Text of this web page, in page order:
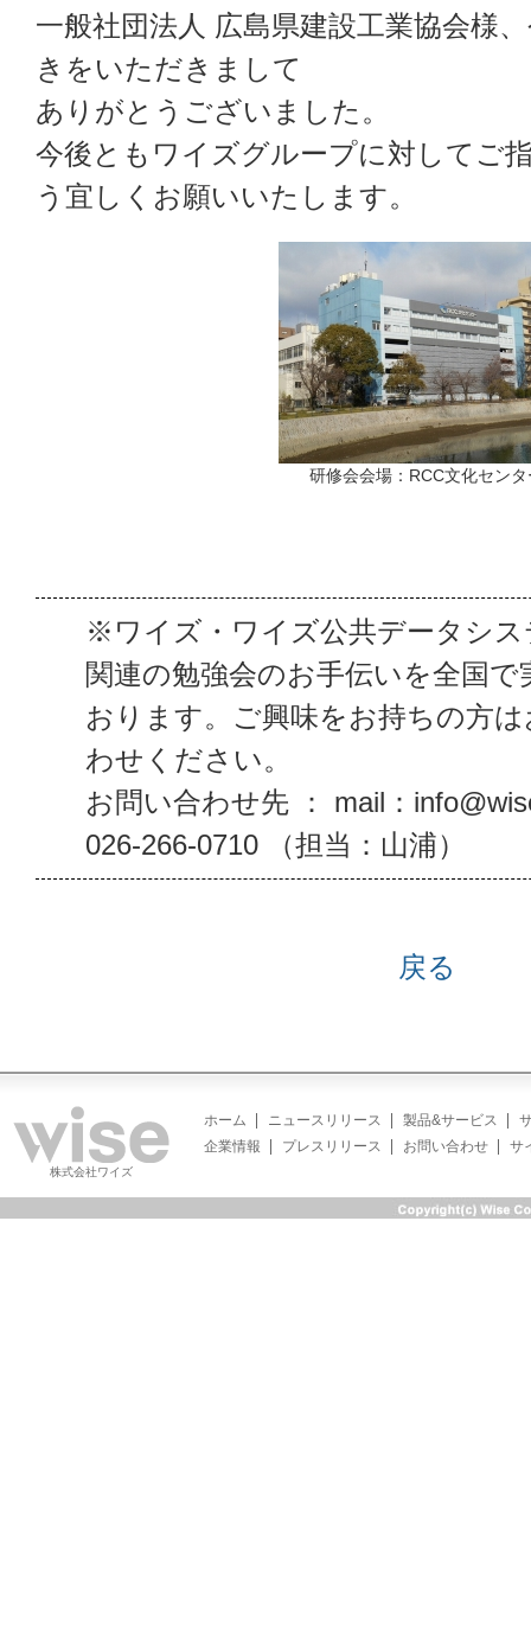
一般社団法人 広島県建設工業協会様
きをいただきまして
ありがとうございました。
今後ともワイズグループに対してご
う宜しくお願いいたします。
研修会会場：RCC文化センタ
※ワイズ・ワイズ公共データシス
関連の勉強会のお手伝いを全国で
おります。ご興味をお持ちの方
わせください。
お問い合わせ先 ： mail：
026-266-0710 （担当：山浦）
戻る
株式会社ワイズ
ホーム ニュースリリース 製品&サービス
企業情報
プレスリリース お問い合わせ サ